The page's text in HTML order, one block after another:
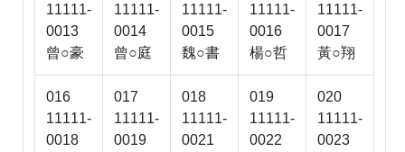
11111-
0013
曾○豪
11111-
0014
曾○庭
11111-
0015
魏○書
11111-
0016
楊○哲
11111-
0017
黃○翔
016
11111-
0018
017
11111-
0019
018
11111-
0021
019
11111-
0022
020
11111-
0023